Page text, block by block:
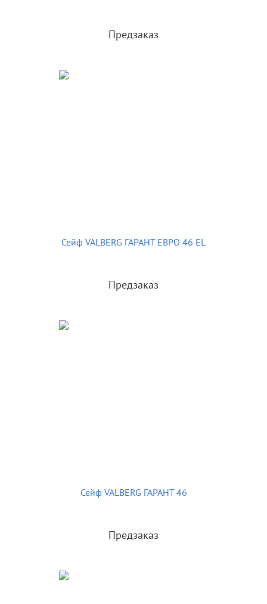
Предзаказ
Сейф VALBERG ГАРАНТ ЕВРО 46 EL
Предзаказ
Сейф VALBERG ГАРАНТ 46
Предзаказ